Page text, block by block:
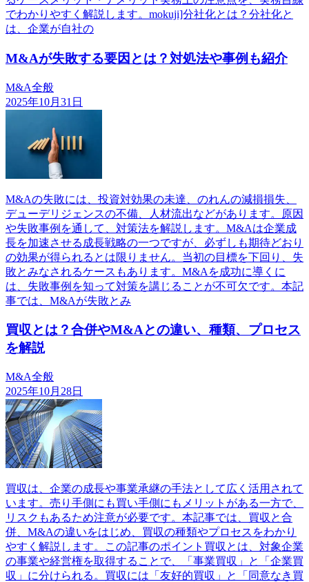
でわかりやすく解説します。mokuji]分社化とは？分社化と
は、企業が自社の
M&Aが失敗する要因とは？対処法や事例も紹介
M&A全般
2025年10月31日
M&Aの失敗には、投資対効果の未達、のれんの減損損失、
デューデリジェンスの不備、人材流出などがあります。原因
や失敗事例を通して、対策法を解説します。M&Aは企業成
長を加速させる成長戦略の一つですが、必ずしも期待どおり
の効果が得られるとは限りません。当初の目標を下回り、失
敗とみなされるケースもあります。M&Aを成功に導くに
は、失敗事例を知って対策を講じることが不可欠です。本記
事では、M&Aが失敗とみ
買収とは？合併やM&Aとの違い、種類、プロセス
を解説
M&A全般
2025年10月28日
買収は、企業の成長や事業承継の手法として広く活用されて
います。売り手側にも買い手側にもメリットがある一方で、
リスクもあるため注意が必要です。本記事では、買収と合
併、M&Aの違いをはじめ、買収の種類やプロセスをわかり
やすく解説します。この記事のポイント買収とは、対象企業
の事業や経営権を取得することで、「事業買収」と「企業買
収」に分けられる。買収には「友好的買収」と「同意なき買